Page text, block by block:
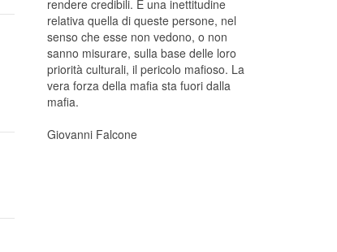
rendere credibili. È una inettitudine
relativa quella di queste persone, nel
senso che esse non vedono, o non
sanno misurare, sulla base delle loro
priorità culturali, il pericolo mafioso. La
vera forza della mafia sta fuori dalla
mafia.
Giovanni Falcone